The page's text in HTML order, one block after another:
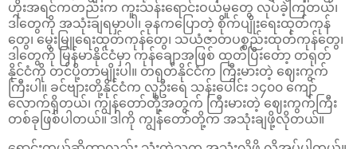
ဟိုးအရင်ကတည်းက ကူးသန်းရောင်းဝယ်မှုတွေ လုပ်ခဲ့ကြတယ်၊
ဒါတွေကို အသုံးချရမှာပါ၊ ခုနကပြောတဲ့ စိုက်ပျိုးရေးထုတ်ကုန်
တွေ၊ မွေးမြူရေးထုတ်ကုန်တွေ၊ သယံဇာတပစ္စည်းထုတ်ကုန်တွေ၊
ဒါတွေကို မြန်မာနိုင်ငံမှာ ကုန်ချောအဖြစ် ထုတ်ပြီးတော့ တရုတ်
နိုင်ငံကို တင်ပို့တာမျိုးပါ။ တရုတ်နိုင်ငံက ကြီးမားတဲ့ ဈေးကွက်
ကြီးပါ။ ခင်ဗျားတို့နိုင်ငံက လူဦးရေ သန်းပေါင်း ၁၄၀၀ ကျော်
လောက်ရှိတယ်၊ ကျွန်တော်တို့အတွက် ကြီးမားတဲ့ ဈေးကွက်ကြီး
တစ်ခုဖြစ်ပါတယ်။ ဒါကို ကျွန်တော်တို့က အသုံးချဖို့လိုတယ်။